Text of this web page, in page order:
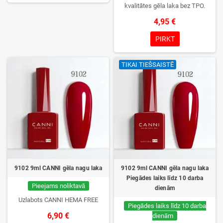
kvalitātes gēla laka bez TPO.
izvēle, lieliska sacietēšana
UV/LED lampās un ilgstoša
noturība. Katrs flakons iepakots
kastītē – pirmo reizi to atvērsiet
tikai jūs.
4,95 €
PIRKT
9102 9ml CANNI gēla nagu laka
Pieejams noliktavā
Uzlabots CANNI HEMA FREE
6,90 €
TIKAI TIEŠSAISTĒ
9102 9ml CANNI gēla nagu laka
Piegādes laiks līdz 10 darba
dienām
Piegādes laiks līdz 10 darba
dienām